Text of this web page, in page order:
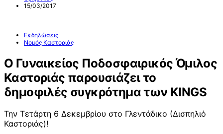
15/03/2017
Εκδηλώσεις
Νομός Καστοριάς
Ο Γυναικείος Ποδοσφαιρικός Όμιλος
Καστοριάς παρουσιάζει το
δημοφιλές συγκρότημα των KINGS
Την Τετάρτη 6 Δεκεμβρίου στο Γλεντάδικο (Δισπηλιό
Καστοριάς)!